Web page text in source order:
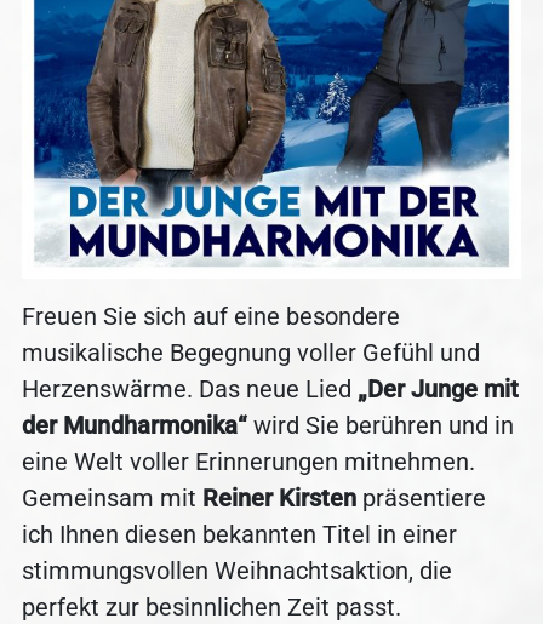
Freuen Sie sich auf eine besondere
musikalische Begegnung voller Gefühl und
Herzenswärme. Das neue Lied „Der Junge mit
der Mundharmonika“wird Sie berühren und in
eine Welt voller Erinnerungen mitnehmen.
Gemeinsam mit Reiner Kirstenpräsentiere
ich Ihnen diesen bekannten Titel in einer
stimmungsvollen Weihnachtsaktion, die
perfekt zur besinnlichen Zeit passt.